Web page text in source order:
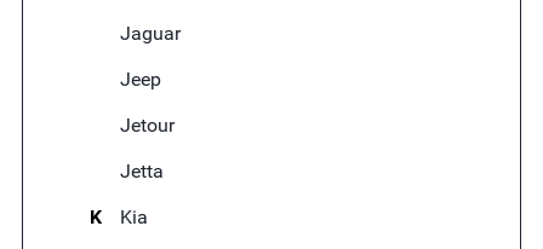
Jaguar
Jeep
Jetour
Jetta
K
Kia